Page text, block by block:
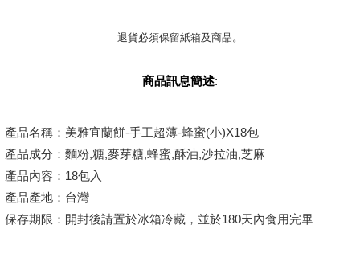
退貨必須保留紙箱及商品。
商品訊息簡述:
產品名稱：美雅宜蘭餅-手工超薄-蜂蜜(小)X18包
產品成分：麵粉,糖,麥芽糖,蜂蜜,酥油,沙拉油,芝麻
產品內容：18包入
產品產地：台灣
保存期限：開封後請置於冰箱冷藏，並於180天內食用完畢